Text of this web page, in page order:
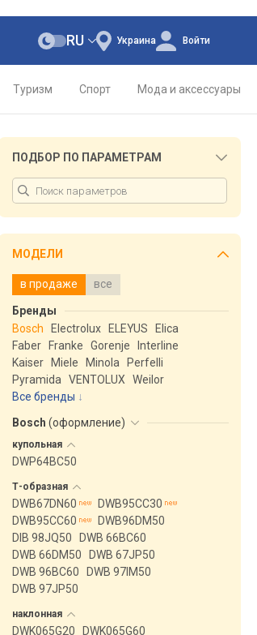
Украина
RU Войти
Туризм Спорт Мода и аксессуары
ПОДБОР ПО ПАРАМЕТРАМ
МОДЕЛИ
в продаже все
Бренды
Bosch
Electrolux ELEYUS
Elica
Faber
Franke Gorenje
Interline
Kaiser
Miele Minola
Perfelli
Pyramida
VENTOLUX
Weilor
Все бренды
Bosch (оформление)
купольная
DWP64BC50
Т-образная
DWB67DN60
DWB95CC30
DWB95CC60
DWB96DM50
DIB 98JQ50
DWB 66BC60
DWB 66DM50
DWB 67JP50
DWB 96BC60
DWB 97IM50
DWB 97JP50
наклонная
DWK065G20
DWK065G60